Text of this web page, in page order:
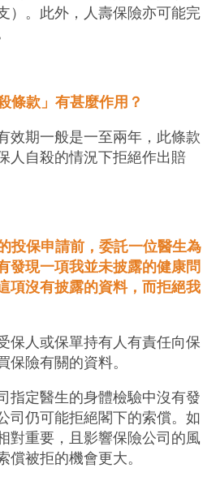
）。此外，人壽保險亦可能完
條款」有甚麼作用？
效期一般是一至兩年，此條款
人自殺的情況下拒絕作出賠
投保申請前，委託一位醫生為
發現一項我並未披露的健康問
項沒有披露的資料，而拒絕我
保人或保單持有人有責任向保
保險有關的資料。
指定醫生的身體檢驗中沒有發
司仍可能拒絕閣下的索償。如
對重要，且影響保險公司的風
被拒的機會更大。